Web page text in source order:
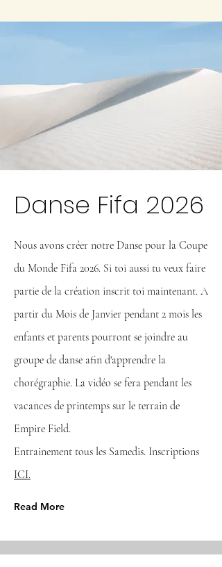
Danse Fifa 2026
Nous avons créer notre Danse pour la Coupe
du Monde Fifa 2026. Si toi aussi tu veux faire
partie de la création inscrit toi maintenant. A
partir du Mois de Janvier pendant 2 mois les
enfants et parents pourront se joindre au
groupe de danse afin d'apprendre la
chorégraphie. La vidéo se fera pendant les
vacances de printemps sur le terrain de
Empire Field.
Entrainement tous les Samedis. Inscriptions
ICI.
Read More